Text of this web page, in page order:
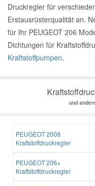
Druckregler für
Erstausrüsterqualität an.
für Ihr PEUGEOT 206
Dichtungen für
Kraftstoffpumpen.
und
PEUGEOT 2008
Kraftstoffdruckregler
PEUGEOT 206+
Kraftstoffdruckregler